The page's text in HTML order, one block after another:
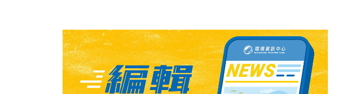
館村的綠花椰菜檢測出1萬7000貝克。此外，油菜和小松菜等也檢測出超出
安全基準的放射性物質含量。茨城縣水戶市生產的加工前牛乳，檢測出放
射性碘含量1700貝克（安全基準值為每公斤300貝克），以及鉾田市生產
的荷蘭芹檢測出放射性碘1萬2000貝克和放射性銫2110貝